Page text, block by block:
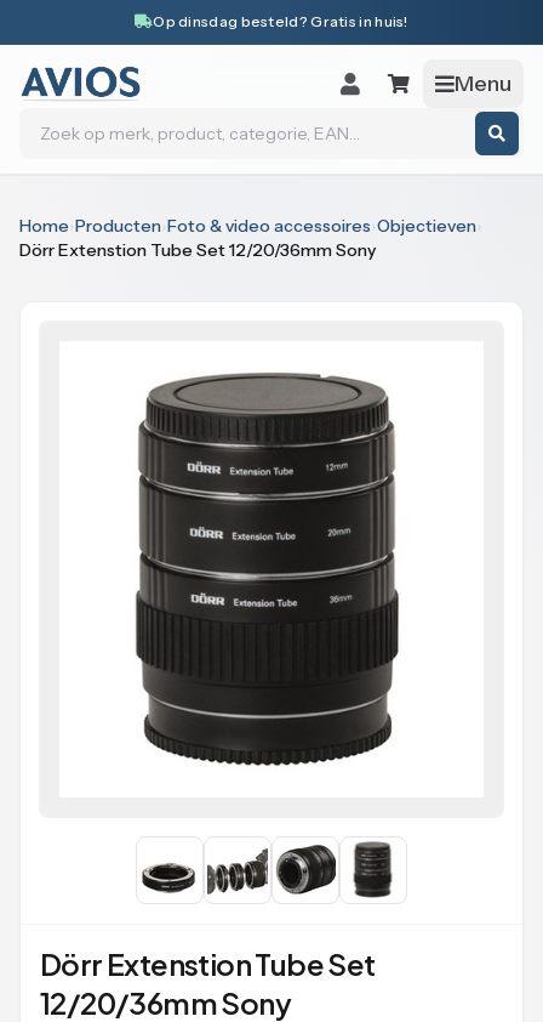
Op dinsdag besteld? Gratis in huis!
Menu
Zoeken
Home›Producten›Foto & video accessoires›Objectieven›
Dörr Extenstion Tube Set 12/20/36mm Sony
Dörr Extenstion Tube Set
12/20/36mm Sony